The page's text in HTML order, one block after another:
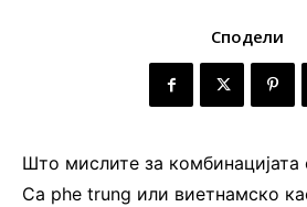
Сподели
Што мислите за комбинацијата
Ca phe trung или виетнамско